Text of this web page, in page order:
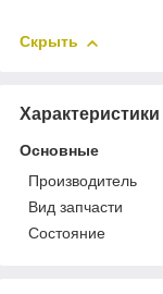
Скрыть
Характеристики
Основные
Производитель
Вид запчасти
Состояние